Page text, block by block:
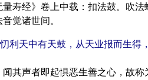
寿经》卷上中载：扣法鼓。吹法
觉诸世间。
忉利天中有天鼓，从天业报而生得
其声者即起惧恶生善之心，故称